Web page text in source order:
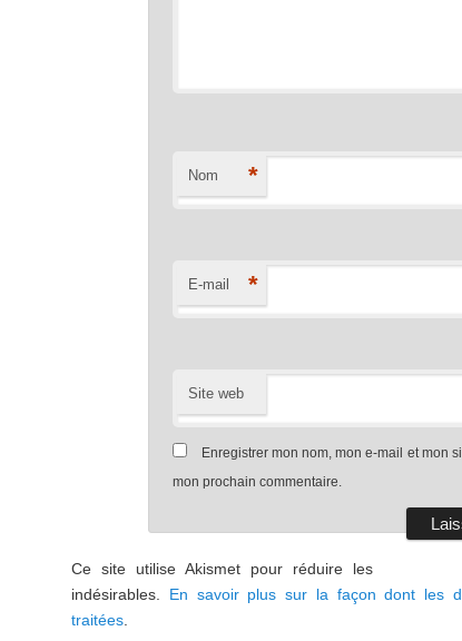
Nom *
E-mail *
Site web
Enregistrer mon nom, mon e-mail et mon
mon prochain commentaire.
Ce site utilise Akismet pour réduire les
indésirables. En savoir plus sur la façon dont les
traitées